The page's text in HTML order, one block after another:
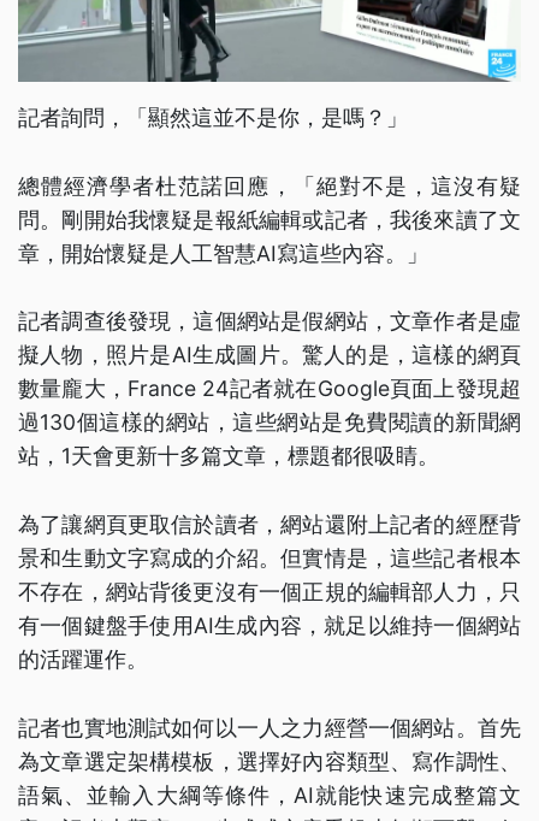
記者詢問，「顯然這並不是你，是嗎？」
總體經濟學者杜范諾回應，「絕對不是，這沒有疑
問。剛開始我懷疑是報紙編輯或記者，我後來讀了文
章，開始懷疑是人工智慧AI寫這些內容。」
記者調查後發現，這個網站是假網站，文章作者是虛
擬人物，照片是AI生成圖片。驚人的是，這樣的網頁
數量龐大，France 24記者就在Google頁面上發現超
過130個這樣的網站，這些網站是免費閱讀的新聞網
站，1天會更新十多篇文章，標題都很吸睛。
為了讓網頁更取信於讀者，網站還附上記者的經歷背
景和生動文字寫成的介紹。但實情是，這些記者根本
不存在，網站背後更沒有一個正規的編輯部人力，只
有一個鍵盤手使用AI生成內容，就足以維持一個網站
的活躍運作。
記者也實地測試如何以一人之力經營一個網站。首先
為文章選定架構模板，選擇好內容類型、寫作調性、
語氣、並輸入大綱等條件，AI就能快速完成整篇文